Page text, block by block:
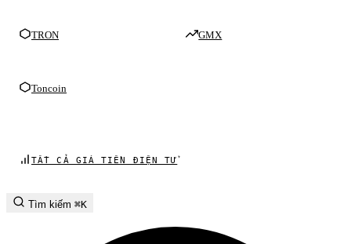
TRON
Toncoin
GMX
TẤT CẢ GIÁ TIỀN ĐIỆN TỬ
Tìm kiếm ⌘K